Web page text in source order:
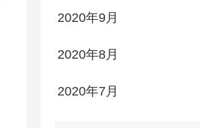
2020年9月
2020年8月
2020年7月